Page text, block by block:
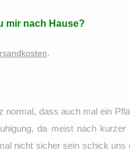
mir nach Hause?
.
normal, dass auch mal ein
da meist nach
nicht sicher sein schick